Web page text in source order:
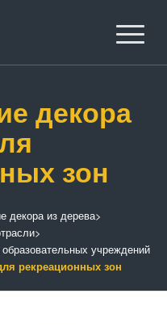
декора
зон
декора из дерева>
>
учреждений
рекреационных зон